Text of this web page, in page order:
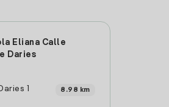
Eliana Calle
Daries
1
8.98 km